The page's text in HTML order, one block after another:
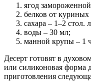
ягод
белков от
сахара – 1–2 стол.
воды – 30 мл;
манной крупы – 1
Десерт готовят в
или силиконовая форма
приготовления